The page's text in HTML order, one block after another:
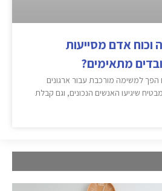
אדם מסייעות
מתאימים?
למשימה מורכבת עבור ארגונים
שיגיעו האנשים הנכונים, וגם קבלת